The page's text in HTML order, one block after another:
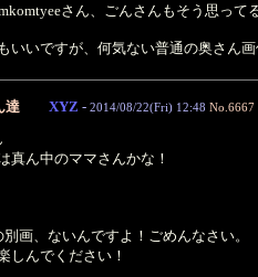
さん、ごんさんもそう思って
いいですが、何気ない普通の奥さん
達 XYZ - 2014/08/22(Fri) 12:48 No.6667
真ん中のママさんかな！
画、ないんですよ！ごめんなさい。
しんでください！